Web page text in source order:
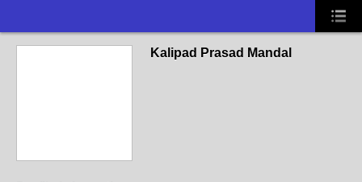
Kalipad Prasad Mandal